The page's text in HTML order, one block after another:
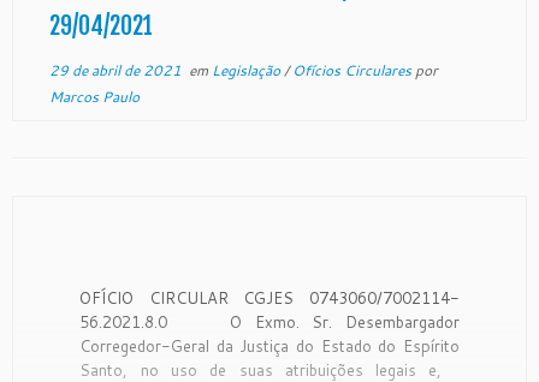
29/04/2021
29 de abril de 2021 em Legislação/Ofícios Circularespor
Marcos Paulo
OFÍCIO CIRCULAR CGJES 0743060/7002114-
56.2021.8.0 O Exmo. Sr. Desembargador
Corregedor-Geral da Justiça do Estado do Espírito
Santo, no uso de suas atribuições legais e,